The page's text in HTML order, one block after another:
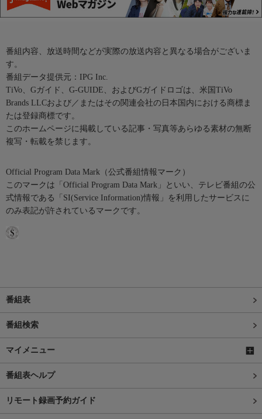
番組内容、放送時間などが実際の放送内容と異なる場合がございま
す。
番組データ提供元：IPG Inc.
TiVo、Gガイド、G-GUIDE、およびGガイドロゴは、米国TiVo
Brands LLCおよび／またはその関連会社の日本国内における商標ま
たは登録商標です。
このホームページに掲載している記事・写真等あらゆる素材の無断
複写・転載を禁じます。
Official Program Data Mark（公式番組情報マーク）
このマークは「Official Program Data Mark」といい、テレビ番組の公
式情報である「SI(Service Information)情報」を利用したサービスに
のみ表記が許されているマークです。
番組表
番組検索
マイメニュー
番組表ヘルプ
リモート録画予約ガイド